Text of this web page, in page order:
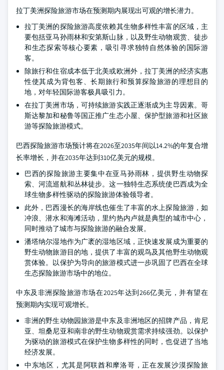
拉丁美洲探险旅游市场在预测期内展现出可观的增长潜力。
拉丁美洲的探险旅游高度依赖其生物多样性丰富的区域，主
要包括亚马孙雨林和安第斯山脉，以及野生动物观赏、徒步
和生态探索等核心要素，吸引寻求独特自然体验的国际游
客。
除旅行和住宿成本低于北美或欧洲外，拉丁美洲的经济实惠
性使其成为背包客、长期旅行和预算探险旅游的理想目的
地，对年轻国际游客极具吸引力。
在拉丁美洲市场，可持续旅游实践正逐渐成为主导因素。哥
斯达黎加和秘鲁等国正推广生态小屋、保护型旅游和社区旅
游等探险旅游模式。
巴西探险旅游市场预计将在2026至2035年间以14.2%的年复合增
长率增长，并在2035年达到310亿美元的规模。
巴西的探险旅游主要集中在亚马孙雨林，提供野生动物探
索、河流巡航和丛林徒步。这一独特生态系统使巴西成为全
球生物多样性驱动的探险旅游体验领导者。
此外，巴西漫长的海岸线也催生了丰富的水上探险旅游，如
冲浪、潜水和海滩活动，里约热内卢就是典型的城市中心，
同时推动了城市与探险旅游的融合发展。
潘塔纳尔湿地作为广袤的湿地区域，正快速发展成为重要的
野生动物旅游目的地，提供了丰富的观鸟及其他野生动物观
赏体验。以保护为导向的旅游模式进一步巩固了巴西在全球
生态探险旅游市场中的地位。
中东及非洲探险旅游市场在2025年达到266亿美元，并有望在
预测期内实现可观增长。
非洲的野生动物园旅游是中东及非洲地区的招牌产品，肯尼
亚、坦桑尼亚和南非的野生动物观赏需求持续强劲。以保护
为驱动的旅游模式在保护生物多样性的同时，也促进了当地
经济发展。
中东地区，尤其是阿联酋和摩洛哥，正在发展沙漠探险旅